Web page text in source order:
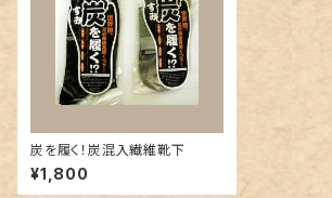
炭を履く！炭混入繊維靴下
¥1,800